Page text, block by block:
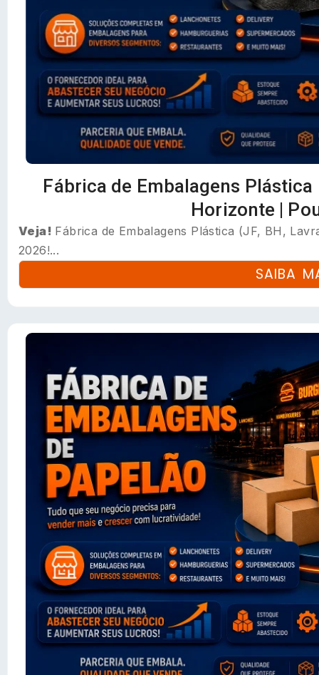
Fábrica de Embalagens
Horizonte |
Veja! Fábrica de Embalagens Plástica (JF, BH,
2026!...
SAIBA